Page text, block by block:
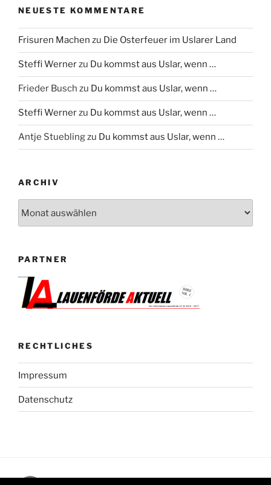
NEUESTE KOMMENTARE
Frisuren Machen zu Die Osterfeuer im Uslarer Land
Steffi Wernerzu Du kommst aus Uslar, wenn …
Frieder Busch zu Du kommst aus Uslar, wenn …
Steffi Wernerzu Du kommst aus Uslar, wenn …
Antje Stueblingzu Du kommst aus Uslar, wenn …
ARCHIV
PARTNER
RECHTLICHES
Impressum
Datenschutz